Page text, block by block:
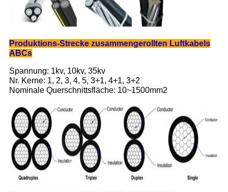
Produktions-Strecke zusammengerollten Luftkabels
ABCs
Spannung: 1kv, 10kv, 35kv
Nr. Kerne: 1, 2, 3, 4, 5, 3+1, 4+1, 3+2
Nominale Querschnittsfläche: 10~1500mm2